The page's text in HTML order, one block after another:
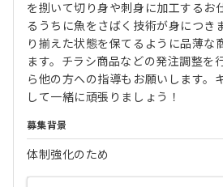
を捌いて切り身や刺身に加工するお
るうちに魚をさばく技術が身につき
り揃えた状態を保てるように品薄な
ます。チラシ商品などの発注調整を
ら他の方への指導もお願いします。
して一緒に頑張りましょう！
募集背景
体制強化のため